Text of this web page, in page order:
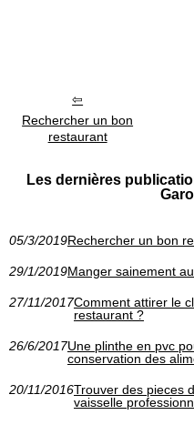
Rechercher un bon
restaurant
Les dernières
05/3/2019Rechercher un bon
29/1/2019Manger sainement
27/11/2017Comment attirer le
restaurant ?
26/6/2017Une plinthe en pvc
conservation des
20/11/2016Trouver des pieces
vaisselle